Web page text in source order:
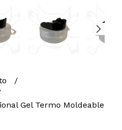
Gel Termo Moldeable